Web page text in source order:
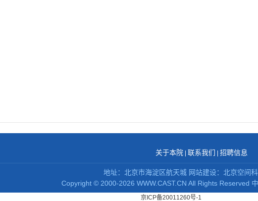
关于本院| 联系我们 招聘信息
地址：北京市海淀区航天城 网站建设：北京空间
Copyright ©2000-2026 WWW.CAST.CN All Rights Reserved
京ICP备20011260号-1